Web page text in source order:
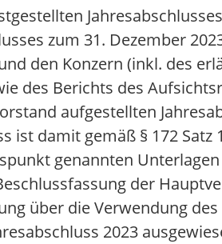
zum 31. Dezember
den Konzern (inkl. des
des Berichts des
aufgestellten
ist damit gemäß § 172
genannten
der
über die Verwendung
2023